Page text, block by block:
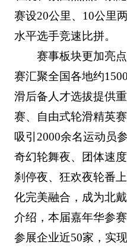
赛设20公里、10公里
水平选手竞速比拼。
赛事板块更加亮
赛汇聚全国各地约
滑后备人才选拔提供
赛、自由式轮滑精英
吸引2000余名运动员
奇幻轮舞夜、团体速
刹停夜、狂欢夜轮番
化完美融合，成为北
介绍，本届嘉年华参
参展企业近50家，实